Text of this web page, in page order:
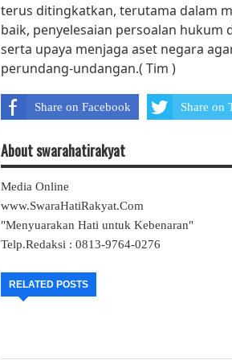
terus ditingkatkan, terutama dalam
baik, penyelesaian persoalan hukum
serta upaya menjaga aset negara
perundang-undangan.( Tim )
Share on Facebook Share on
About swarahatirakyat
Media Online
www.SwaraHatiRakyat.Com
"Menyuarakan Hati untuk Kebenaran"
Telp.Redaksi : 0813-9764-0276
RELATED POSTS